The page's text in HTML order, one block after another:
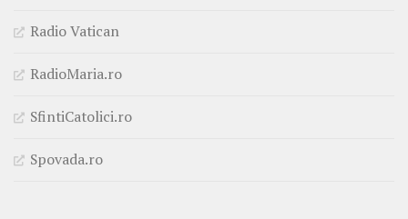
Radio Vatican
RadioMaria.ro
SfintiCatolici.ro
Spovada.ro